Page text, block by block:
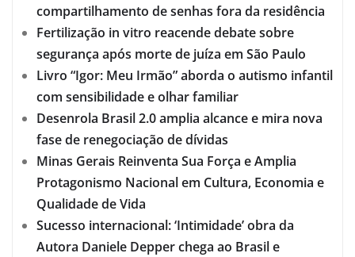
compartilhamento de senhas fora da residência
Fertilização in vitro reacende debate sobre
segurança após morte de juíza em São Paulo
Livro “Igor: Meu Irmão” aborda o autismo infantil
com sensibilidade e olhar familiar
Desenrola Brasil 2.0 amplia alcance e mira nova
fase de renegociação de dívidas
Minas Gerais Reinventa Sua Força e Amplia
Protagonismo Nacional em Cultura, Economia e
Qualidade de Vida
Sucesso internacional: ‘Intimidade’ obra da
Autora Daniele Depper chega ao Brasil e